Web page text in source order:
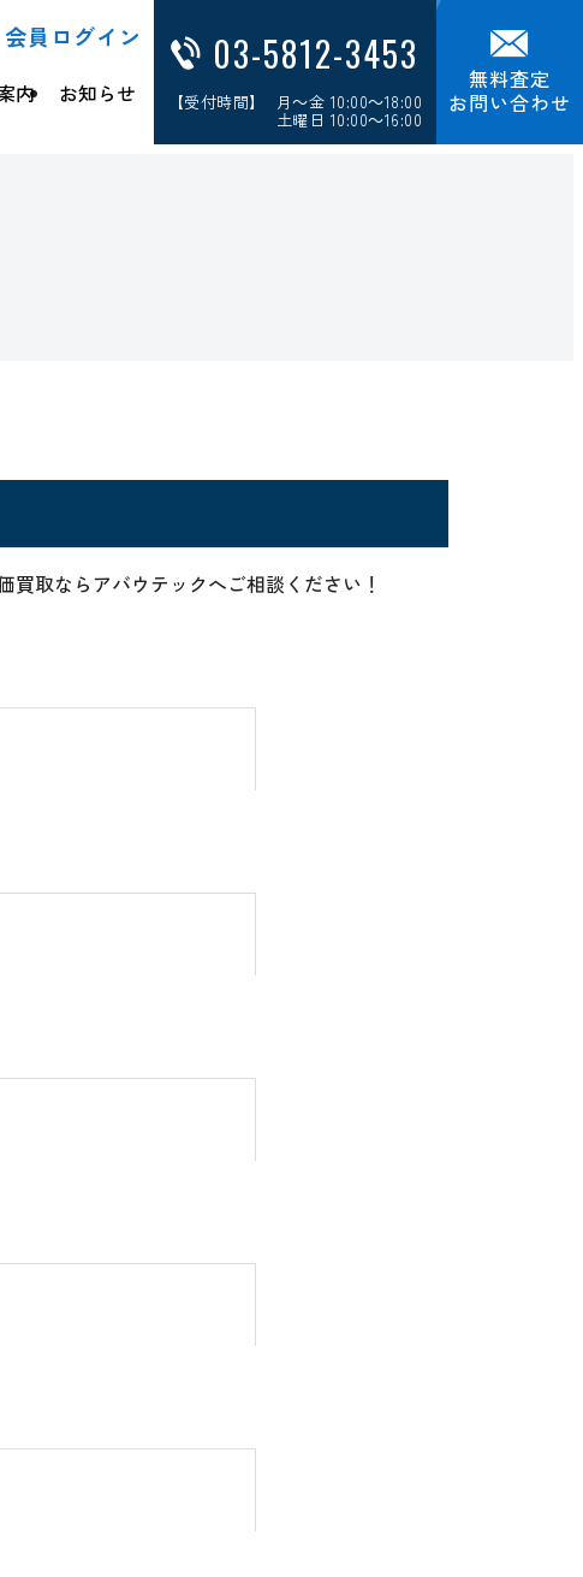
会員ログイン
内 お知らせ
03-5812-3453
【受付時間】 月～金 10:00～18:00
土曜日 10:00～16:00
無料査定
お問い合わせ
買取ならアバウテックへご相談ください！